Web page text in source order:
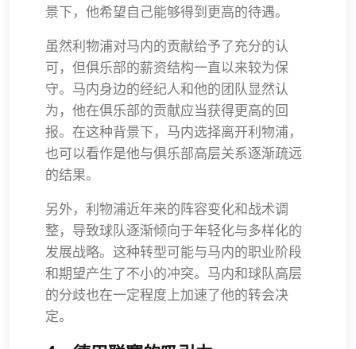
景下，他希望自己能够得到更高的待遇。
虽然利物浦对马内的贡献给予了充分的认
可，但俱乐部的薪资结构一直以来较为保
守。马内身边的经纪人和他的团队显然认
为，他在俱乐部的贡献应当获得更高的回
报。在这种背景下，马内选择离开利物浦，
也可以看作是他与俱乐部高层关系逐渐疏远
的结果。
另外，利物浦近年来的阵容变化和战术调
整，导致球队逐渐倾向于年轻化与多样化的
发展战略。这种转型可能与马内的职业阶段
和期望产生了不小的冲突。马内和球队高层
的分歧也在一定程度上加速了他的转会决
定。